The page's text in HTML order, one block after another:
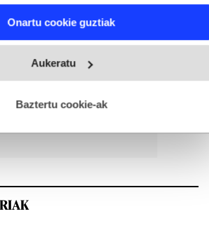
in thedetails section
ditu. Zure esperientzia eta zerbitzuak
diguzu.Gehiago irakurri
Onartu cookie guztiak
Aukeratu
Baztertu cookie-ak